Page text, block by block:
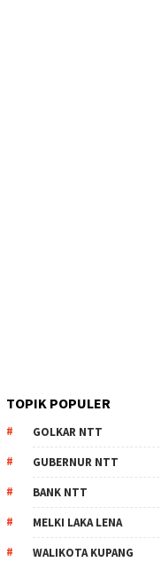
TOPIK POPULER
GOLKAR NTT
GUBERNUR NTT
BANK NTT
MELKI LAKA LENA
WALIKOTA KUPANG